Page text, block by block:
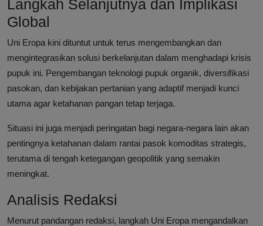
Langkah Selanjutnya dan Implikasi
Global
Uni Eropa kini dituntut untuk terus mengembangkan dan
mengintegrasikan solusi berkelanjutan dalam menghadapi krisis
pupuk ini. Pengembangan teknologi pupuk organik, diversifikasi
pasokan, dan kebijakan pertanian yang adaptif menjadi kunci
utama agar ketahanan pangan tetap terjaga.
Situasi ini juga menjadi peringatan bagi negara-negara lain akan
pentingnya ketahanan dalam rantai pasok komoditas strategis,
terutama di tengah ketegangan geopolitik yang semakin
meningkat.
Analisis Redaksi
Menurut pandangan redaksi, langkah Uni Eropa mengandalkan